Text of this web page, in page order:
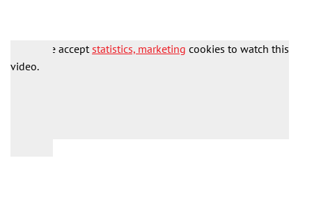
Please acceptstatistics, marketing cookies to watch this
video.